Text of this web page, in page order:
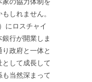
しれません。
にロスチャイ
行が開業しま
政府と一体と
して成長して
当然深まって